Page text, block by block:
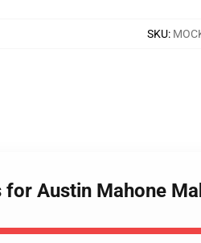
SKU:
for Austin Mahone